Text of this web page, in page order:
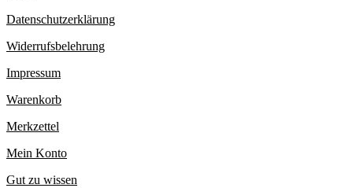
Datenschutzerklärung
Widerrufsbelehrung
Impressum
Warenkorb
Merkzettel
Mein Konto
Gut zu wissen